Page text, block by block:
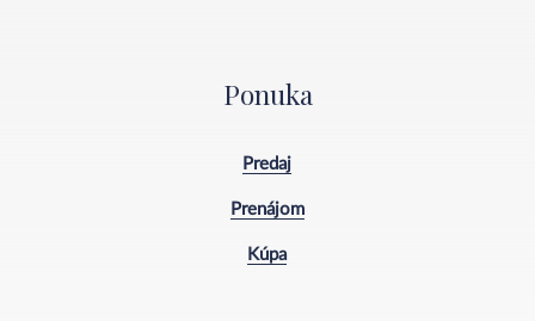
Ponuka
Predaj
Prenájom
Kúpa